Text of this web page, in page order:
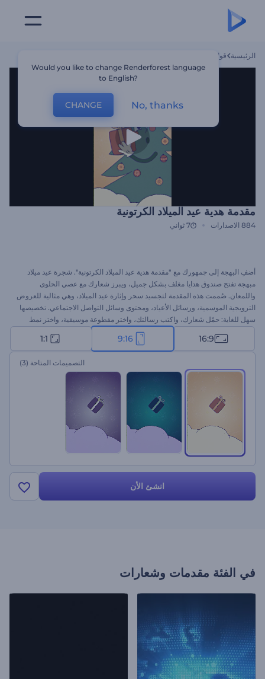
الرئيسية قوالب
مقدمة هدية عيد الميلاد الكرتونية
884 الاصدارات 7 ثواني
أضفِ البهجة إلى جمهورك مع "مقدمة هدية عيد الميلاد الكرتونية". شجرة عيد ميلاد
مبهجة تفتح صندوق هدايا مغلف بشكل جميل، ويبرز شعارك مع عصي الحلوى
واللمعان. صُممت هذه المقدمة لتجسيد سحر وإثارة عيد الميلاد، وهي مثالية للعروض
الترويجية الموسمية، ورسائل الأعياد، ومحتوى وسائل التواصل الاجتماعي. تخصيصها
سهل للغاية: حمّل شعارك، واكتب رسالتك، واختر مقطوعة موسيقية، واختر نمط
اللون المفضل لديك. أنشئ الآن!
16:9
9:16
1:1
التصميمات المتاحة (3)
انشئ الأن
في الفئة مقدمات وشعارات
Would you like to change Renderforest language
to English?
CHANGE No, thanks